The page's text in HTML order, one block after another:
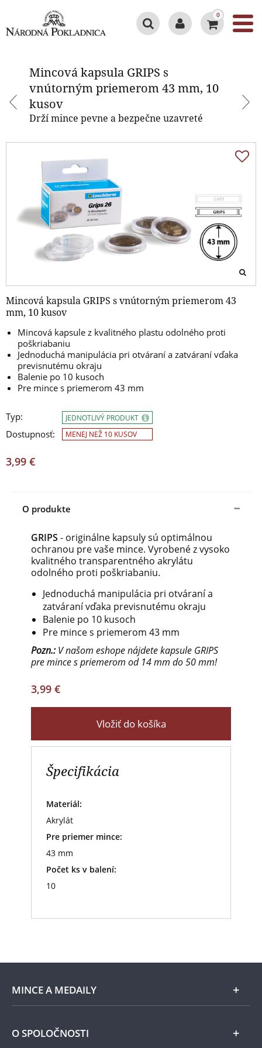
0
Mincová kapsula GRIPS s
vnútorným priemerom 43 mm, 10
kusov
Drží mince pevne a bezpečne uzavreté
Mincová kapsula GRIPS s vnútorným priemerom 43
mm, 10 kusov
Mincová kapsule z kvalitného plastu odolného proti
poškriabaniu
Jednoduchá manipulácia pri otváraní a zatváraní vďaka
previsnutému okraju
Balenie po 10 kusoch
Pre mince s priemerom 43 mm
Typ:
Dostupnosť:
JEDNOTLIVÝ PRODUKT
MENEJ NEŽ 10 KUSOV
3,99 €
O produkte
GRIPS - originálne kapsuly sú optimálnou
ochranou pre vaše mince. Vyrobené z vysoko
kvalitného transparentného akrylátu
odolného proti poškriabaniu.
Jednoduchá manipulácia pri otváraní a
zatváraní vďaka previsnutému okraju
Balenie po 10 kusoch
Pre mince s priemerom 43 mm
Pozn.:V našom eshope nájdete kapsule GRIPS
pre mince s priemerom od 14 mm do 50 mm!
3,99 €
Vložiť do košíka
Špecifikácia
Materiál:
Akrylát
Pre priemer mince:
43 mm
Počet ks v balení:
10
Mincová kapsula GRIPS s
kusov
MINCE A MEDAILY
Len v Národnej Pokladnici
O SPOLOČNOSTI